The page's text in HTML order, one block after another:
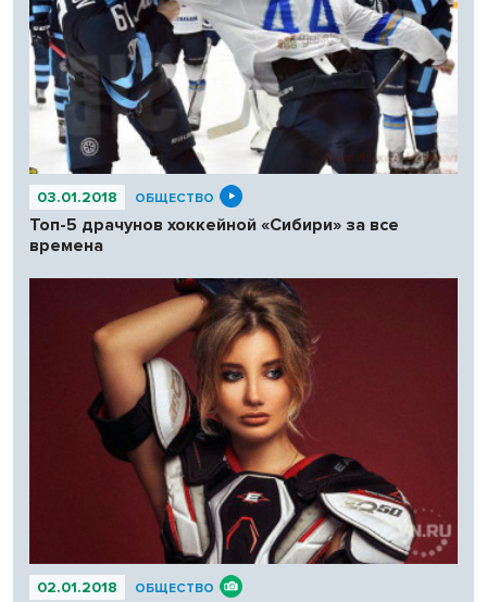
03.01.2018 ОБЩЕСТВО
Топ-5 драчунов хоккейной «Сибири» за все
времена
02.01.2018 ОБЩЕСТВО